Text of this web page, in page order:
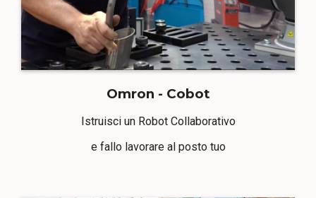
Omron - Cobot
Istruisci un Robot Collaborativo
e fallo lavorare al posto tuo